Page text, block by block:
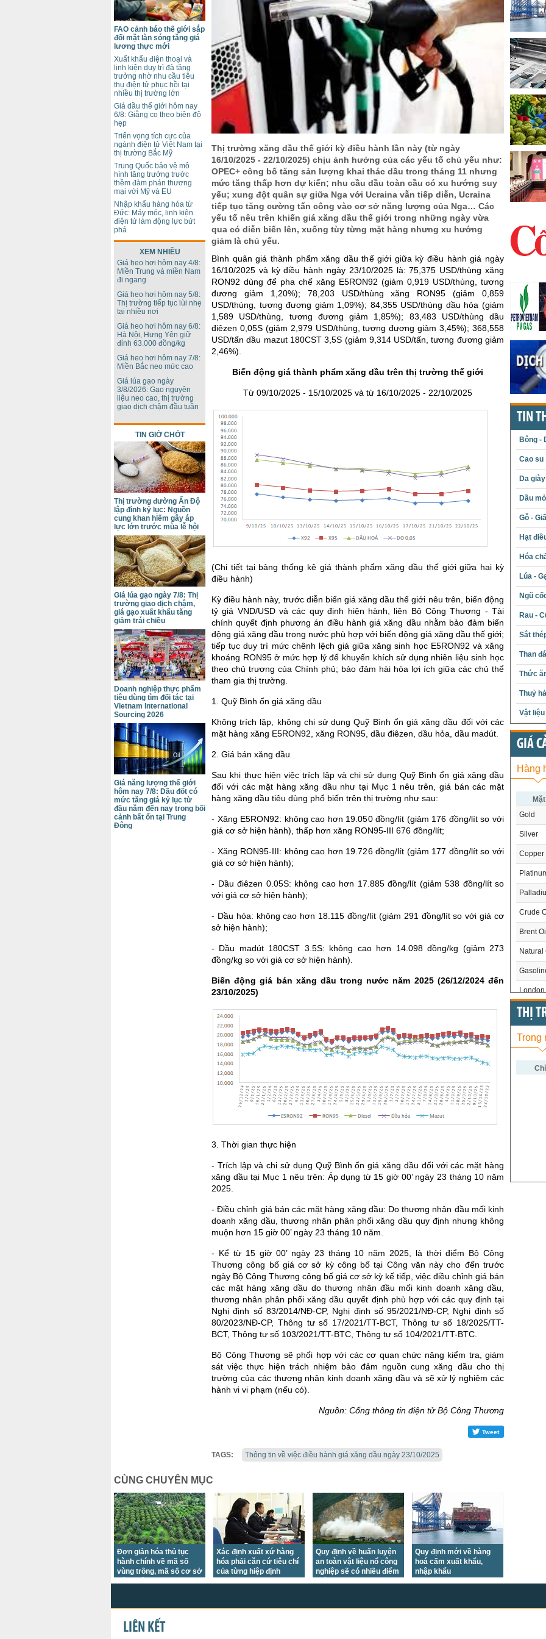
Thị trường xăng dầu thế giới kỳ điều hành lần này (từ ngày
16/10/2025 - 22/10/2025) chịu ảnh hưởng của các yếu tố chủ yếu như:
OPEC+ công bố tăng sản lượng khai thác dầu trong tháng 11 nhưng
mức tăng thấp hơn dự kiến; nhu cầu dầu toàn cầu có xu hướng suy
yếu; xung đột quân sự giữa Nga với Ucraina vẫn tiếp diễn, Ucraina
tiếp tục tăng cường tấn công vào cơ sở năng lượng của Nga… Các
yếu tố nêu trên khiến giá xăng dầu thế giới trong những ngày vừa
qua có diễn biến lên, xuống tùy từng mặt hàng nhưng xu hướng
giảm là chủ yếu.
Bình quân giá thành phẩm xăng dầu thế giới giữa kỳ điều hành giá ngày
16/10/2025 và kỳ điều hành ngày 23/10/2025 là: 75,375 USD/thùng xăng
RON92 dùng để pha chế xăng E5RON92 (giảm 0,919 USD/thùng, tương
đương giảm 1,20%); 78,203 USD/thùng xăng RON95 (giảm 0,859
USD/thùng, tương đương giảm 1,09%); 84,355 USD/thùng dầu hỏa (giảm
1,589 USD/thùng, tương đương giảm 1,85%); 83,483 USD/thùng dầu
điêzen 0,05S (giảm 2,979 USD/thùng, tương đương giảm 3,45%); 368,558
USD/tấn dầu mazut 180CST 3,5S (giảm 9,314 USD/tấn, tương đương giảm
2,46%).
Biến động giá thành phẩm xăng dầu trên thị trường thế giới
Từ 09/10/2025 - 15/10/2025 và từ 16/10/2025 - 22/10/2025
(Chi tiết tại bảng thống kê giá thành phẩm xăng dầu thế giới giữa hai kỳ
điều hành)
Kỳ điều hành này, trước diễn biến giá xăng dầu thế giới nêu trên, biến động
tỷ giá VND/USD và các quy định hiện hành, liên Bộ Công Thương - Tài
chính quyết định phương án điều hành giá xăng dầu nhằm bảo đảm biến
động giá xăng dầu trong nước phù hợp với biến động giá xăng dầu thế giới;
tiếp tục duy trì mức chênh lệch giá giữa xăng sinh học E5RON92 và xăng
khoáng RON95 ở mức hợp lý để khuyến khích sử dụng nhiên liệu sinh học
theo chủ trương của Chính phủ; bảo đảm hài hòa lợi ích giữa các chủ thể
tham gia thị trường.
1. Quỹ Bình ổn giá xăng dầu
Không trích lập, không chi sử dụng Quỹ Bình ổn giá xăng dầu đối với các
mặt hàng xăng E5RON92, xăng RON95, dầu điêzen, dầu hỏa, dầu madút.
2. Giá bán xăng dầu
Sau khi thực hiện việc trích lập và chi sử dụng Quỹ Bình ổn giá xăng dầu
đối với các mặt hàng xăng dầu như tại Mục 1 nêu trên, giá bán các mặt
hàng xăng dầu tiêu dùng phổ biến trên thị trường như sau:
- Xăng E5RON92: không cao hơn 19.050 đồng/lít (giảm 176 đồng/lít so với
giá cơ sở hiện hành), thấp hơn xăng RON95-III 676 đồng/lít;
- Xăng RON95-III: không cao hơn 19.726 đồng/lít (giảm 177 đồng/lít so với
giá cơ sở hiện hành);
- Dầu điêzen 0.05S: không cao hơn 17.885 đồng/lít (giảm 538 đồng/lít so
với giá cơ sở hiện hành);
- Dầu hỏa: không cao hơn 18.115 đồng/lít (giảm 291 đồng/lít so với giá cơ
sở hiện hành);
- Dầu madút 180CST 3.5S: không cao hơn 14.098 đồng/kg (giảm 273
đồng/kg so với giá cơ sở hiện hành).
Biến động giá bán xăng dầu trong nước năm 2025 (26/12/2024 đến
23/10/2025)
3. Thời gian thực hiện
- Trích lập và chi sử dụng Quỹ Bình ổn giá xăng dầu đối với các mặt hàng
xăng dầu tại Mục 1 nêu trên: Áp dụng từ 15 giờ 00’ ngày 23 tháng 10 năm
2025.
- Điều chỉnh giá bán các mặt hàng xăng dầu: Do thương nhân đầu mối kinh
doanh xăng dầu, thương nhân phân phối xăng dầu quy định nhưng không
muộn hơn 15 giờ 00’ ngày 23 tháng 10 năm.
- Kể từ 15 giờ 00’ ngày 23 tháng 10 năm 2025, là thời điểm Bộ Công
Thương công bố giá cơ sở kỳ công bố tại Công văn này cho đến trước
ngày Bộ Công Thương công bố giá cơ sở kỳ kế tiếp, việc điều chỉnh giá bán
các mặt hàng xăng dầu do thương nhân đầu mối kinh doanh xăng dầu,
thương nhân phân phối xăng dầu quyết định phù hợp với các quy định tại
Nghị định số 83/2014/NĐ-CP, Nghị định số 95/2021/NĐ-CP, Nghị định số
80/2023/NĐ-CP, Thông tư số 17/2021/TT-BCT, Thông tư số 18/2025/TT-
BCT, Thông tư số 103/2021/TT-BTC, Thông tư số 104/2021/TT-BTC.
Bộ Công Thương sẽ phối hợp với các cơ quan chức năng kiểm tra, giám
sát việc thực hiện trách nhiệm bảo đảm nguồn cung xăng dầu cho thị
trường của các thương nhân kinh doanh xăng dầu và sẽ xử lý nghiêm các
hành vi vi phạm (nếu có).
Nguồn: Cổng thông tin điện tử Bộ Công Thương
Tweet
TAGS: Thông tin về việc điều hành giá xăng dầu ngày 23/10/2025
FAO cảnh báo thế giới sắp
đối mặt làn sóng tăng giá
lương thực mới
Xuất khẩu điện thoại và
linh kiện duy trì đà tăng
trưởng nhờ nhu cầu tiêu
thụ điện tử phục hồi tại
nhiều thị trường lớn
Giá dầu thế giới hôm nay
6/8: Giằng co theo biên độ
hẹp
Triển vọng tích cực của
ngành điện tử Việt Nam tại
thị trường Bắc Mỹ
Trung Quốc bảo vệ mô
hình tăng trưởng trước
thềm đàm phán thương
mại với Mỹ và EU
Nhập khẩu hàng hóa từ
Đức: Máy móc, linh kiện
điện tử làm động lực bứt
phá
XEM NHIỀU
Giá heo hơi hôm nay 4/8:
Miền Trung và miền Nam
đi ngang
Giá heo hơi hôm nay 5/8:
Thị trường tiếp tục lùi nhẹ
tại nhiều nơi
Giá heo hơi hôm nay 6/8:
Hà Nội, Hưng Yên giữ
đỉnh 63.000 đồng/kg
Giá heo hơi hôm nay 7/8:
Miền Bắc neo mức cao
Giá lúa gạo ngày
3/8/2026: Gạo nguyên
liệu neo cao, thị trường
giao dịch chậm đầu tuần
TIN GIỜ CHÓT
Thị trường đường Ấn Độ
lập đỉnh kỷ lục: Nguồn
cung khan hiếm gây áp
lực lớn trước mùa lễ hội
Giá lúa gạo ngày 7/8: Thị
trường giao dịch chậm,
giá gạo xuất khẩu tăng
giảm trái chiều
Doanh nghiệp thực phẩm
tiêu dùng tìm đối tác tại
Vietnam International
Sourcing 2026
Giá năng lượng thế giới
hôm nay 7/8: Dầu đốt có
mức tăng giá kỷ lục từ
đầu năm đến nay trong bối
cảnh bất ổn tại Trung
Đông
CÙNG CHUYÊN MỤC
Đơn giản hóa thủ tục
hành chính về mã số
vùng trồng, mã số cơ sở
Xác định xuất xứ hàng
hóa phải căn cứ tiêu chí
của từng hiệp định
Quy định về huấn luyện
an toàn vật liệu nổ công
nghiệp sẽ có nhiều điểm
Quy định mới về hàng
hoá cấm xuất khẩu,
nhập khẩu
TIN
Bông -
Cao su
Da giày
Dầu
Gỗ -
Hạt
Hóa
Lúa -
Ngũ
Rau -
Sắt
Than đá
Thức
Thuỷ
Vật
GIÁ
Hàng
Gold
Silver
Copper
Crude
Brent
Natural
London
US
US
US
THỊ
Trong
LIÊN KẾT